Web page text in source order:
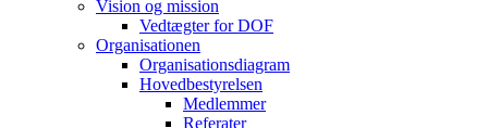
Vision og mission
Vedtægter for DOF
Organisationen
Organisationsdiagram
Hovedbestyrelsen
Medlemmer
Referater